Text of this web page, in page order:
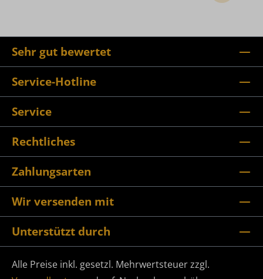
Sehr gut bewertet
Service-Hotline
Service
Rechtliches
Zahlungsarten
Wir versenden mit
Unterstützt durch
Alle Preise inkl. gesetzl. Mehrwertsteuer zzgl.